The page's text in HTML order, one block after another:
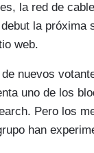
la red de
la próxima
web.
nuevos
uno de los
Pero los
han